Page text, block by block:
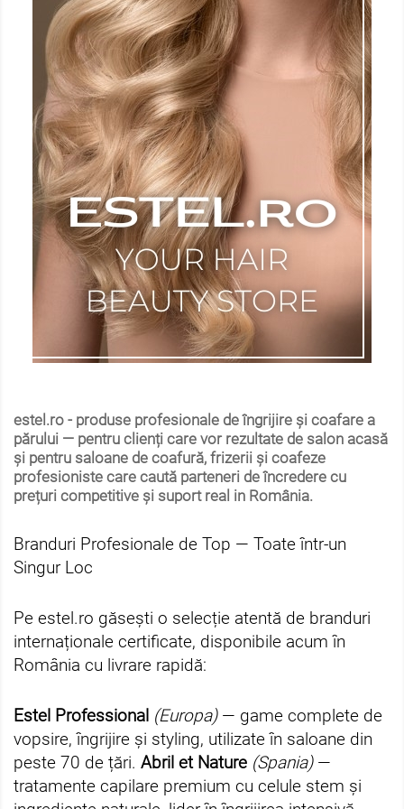
estel.ro - produse profesionale de îngrijire și coafare a
părului — pentru clienți care vor rezultate de salon acasă
și pentru saloane de coafură, frizerii și coafeze
profesioniste care caută parteneri de încredere cu
prețuri competitive și suport real in România.
Branduri Profesionale de Top — Toate într-un
Singur Loc
Pe estel.ro găsești o selecție atentă de branduri
internaționale certificate, disponibile acum în
România cu livrare rapidă:
Estel Professional (Europa)— game complete de
vopsire, îngrijire și styling, utilizate în saloane din
peste 70 de țări. Abril et Nature (Spania)—
tratamente capilare premium cu celule stem și